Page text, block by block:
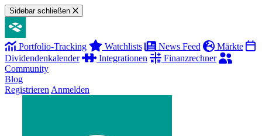
Sidebar schließen
Portfolio-Tracking Watchlists News Feed
Märkte
Dividendenkalender
Integrationen
Finanzrechner
Community
Blog
Registrieren Anmelden